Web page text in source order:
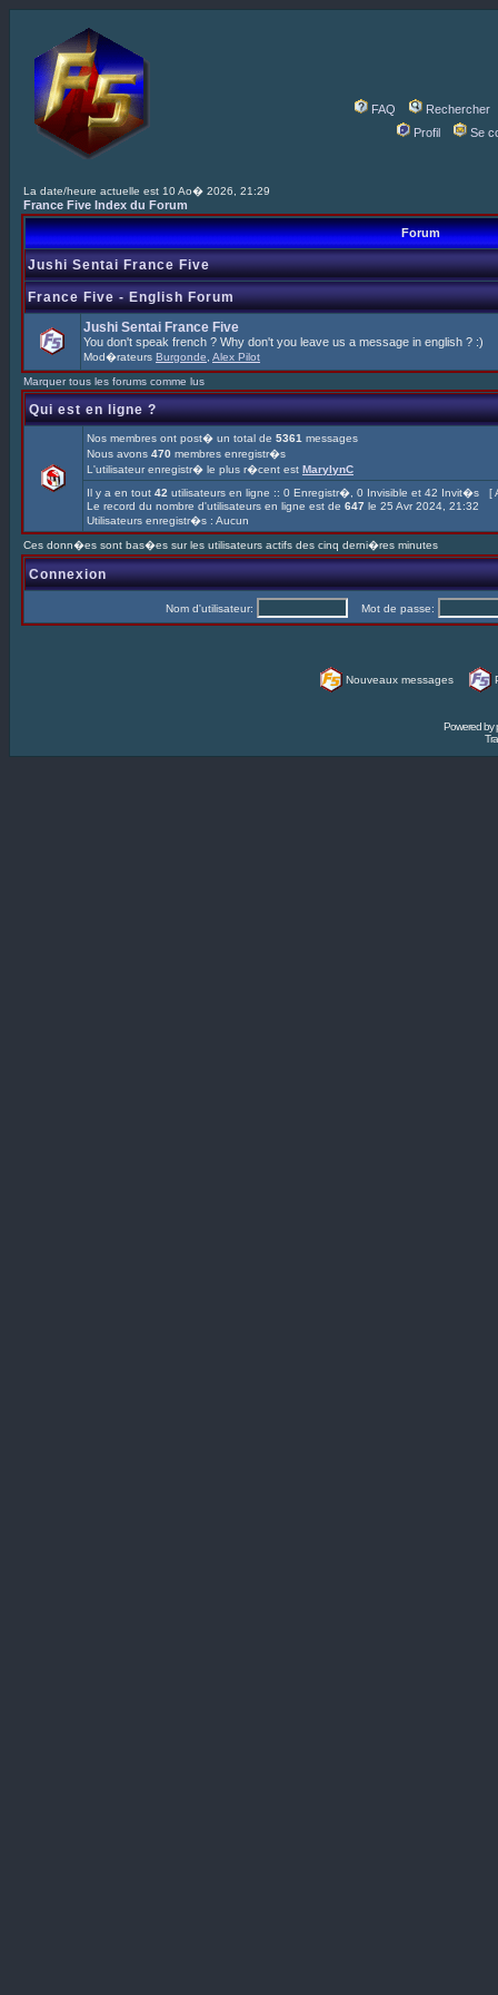
FAQ
Rechercher
Profil
Se
La date/heure actuelle est 10 Ao� 2026, 21:29
France Five Index du Forum
Forum
Jushi Sentai France Five
France Five - English Forum
Jushi Sentai France Five
You don't speak french ? Why don't you leave us a message in english ? :)
Mod�rateurs Burgonde Alex Pilot
Marquer tous les forums comme lus
Qui est en ligne ?
Nos membres ont post� un total de 5361 messages
Nous avons 470 membres enregistr�s
L'utilisateur enregistr� le plus r�cent est MarylynC
Il y a en tout 42 utilisateurs en ligne :: 0 Enregistr�, 0 Invisible et 42 Invit�s [
Le record du nombre d'utilisateurs en ligne est de 647 le 25 Avr 2024, 21:32
Utilisateurs enregistr�s : Aucun
Ces donn�es sont bas�es sur les utilisateurs actifs des cinq derni�res minutes
Connexion
Nom d'utilisateur: Mot de passe:
Nouveaux messages
Powered by